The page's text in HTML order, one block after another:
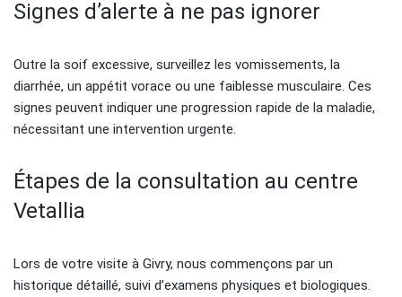
Signes d’alerte à ne pas ignorer
Outre la soif excessive, surveillez les vomissements, la
diarrhée, un appétit vorace ou une faiblesse musculaire. Ces
signes peuvent indiquer une progression rapide de la maladie,
nécessitant une intervention urgente.
Étapes de la consultation au centre
Vetallia
Lors de votre visite à Givry, nous commençons par un
historique détaillé, suivi d’examens physiques et biologiques.